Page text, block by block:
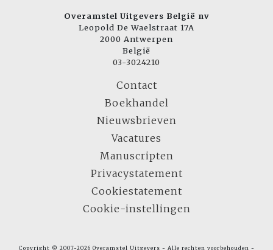
Overamstel Uitgevers België nv
Leopold De Waelstraat 17A
2000 Antwerpen
België
03-3024210
Contact
Boekhandel
Nieuwsbrieven
Vacatures
Manuscripten
Privacystatement
Cookiestatement
Cookie-instellingen
Copyright © 2007-2026 Overamstel Uitgevers - Alle rechten voorbehouden -